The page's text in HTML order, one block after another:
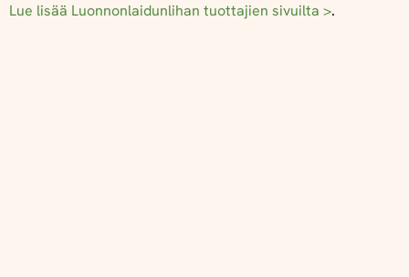
Lue lisää Luonnonlaidunlihan tuottajien sivuilta >.